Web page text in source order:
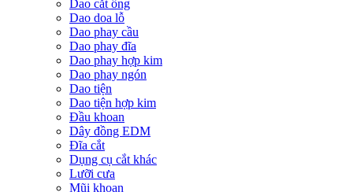
Dao cắt ống
Dao doa lỗ
Dao phay cầu
Dao phay đĩa
Dao phay hợp kim
Dao phay ngón
Dao tiện
Dao tiện hợp kim
Đầu khoan
Dây đồng EDM
Đĩa cắt
Dụng cụ cắt khác
Lưỡi cưa
Mũi khoan